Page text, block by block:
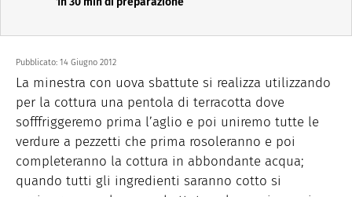
Pubblicato: 14 Giugno 2012
La minestra con uova sbattute si realizza utilizzando
per la cottura una pentola di terracotta dove
sofffriggeremo prima l’aglio e poi uniremo tutte le
verdure a pezzetti che prima rosoleranno e poi
completeranno la cottura in abbondante acqua;
quando tutti gli ingredienti saranno cotto si